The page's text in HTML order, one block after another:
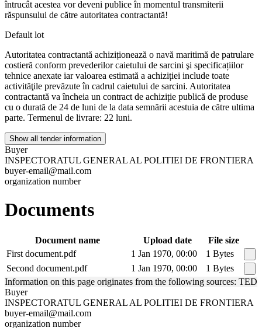
întrucât acestea vor deveni publice în momentul transmiterii
răspunsului de către autoritatea contractantă!
Default lot
Autoritatea contractantă achiziționează o navă maritimă de patrulare
costieră conform prevederilor caietului de sarcini şi specificațiilor
tehnice anexate iar valoarea estimată a achiziției include toate
activităţile prevăzute în cadrul caietului de sarcini. Autoritatea
contractantă va încheia un contract de achiziție publică de produse
cu o durată de 24 de luni de la data semnării acestuia de către ultima
parte. Termenul de livrare: 22 luni.
Show all tender information
Buyer
INSPECTORATUL GENERAL AL POLITIEI DE FRONTIERA
buyer-email@mail.com
organization number
Documents
Document name Upload date
File size
First document.pdf
1 Jan 1970, 00:00
1 Bytes
Second document.pdf
1 Jan 1970, 00:00
1 Bytes
Information on this page originates from the following sources: TED
Buyer
INSPECTORATUL GENERAL AL POLITIEI DE FRONTIERA
buyer-email@mail.com
organization number